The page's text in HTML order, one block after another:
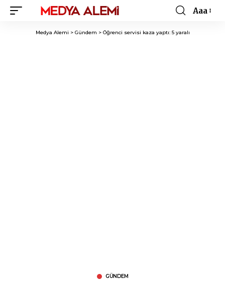
Font
Aaa
Medya Alemi > Gündem > Öğrenci servisi kaza yaptı: 5 yaralı
GÜNDEM